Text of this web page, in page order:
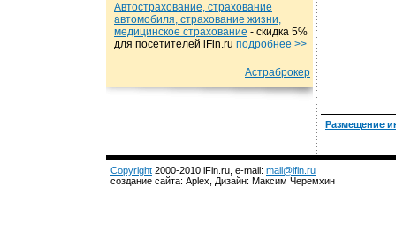
Автострахование, страхование
автомобиля, страхование жизни,
медицинское страхование - cкидка 5%
для посетителей iFin.ru подробнеe >>
Астраброкер
Размещение
Copyright 2000-2010 iFin.ru, e-mail: mail@ifin.ru
создание сайта: Aplex, Дизайн: Максим Черемхин